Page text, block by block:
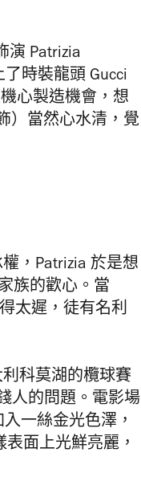
演 Patrizia
時裝龍頭 Gucci
心製造機會，想
）當然心水清，覺
，Patrizia 於是想
族的歡心。當
太遲，徒有名利
科莫湖的欖球賽
人的問題。電影場
一絲金光色澤，
面上光鮮亮麗，